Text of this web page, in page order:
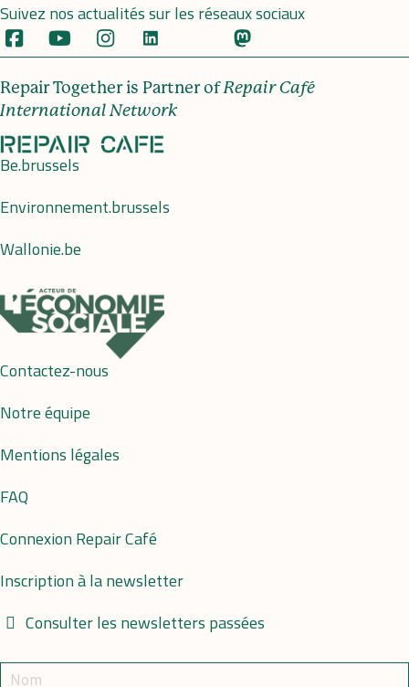
Suivez nos actualités sur les réseaux sociaux
Repair Together is Partner ofRepair Café
International Network
Be.brussels
Environnement.brussels
Wallonie.be
Contactez-nous
Notre équipe
Mentions légales
FAQ
Connexion Repair Café
Inscription à la newsletter
Consulter les newsletters passées